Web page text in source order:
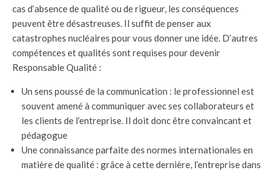
cas d’absence de qualité ou de rigueur, les conséquences
peuvent être désastreuses. Il suffit de penser aux
catastrophes nucléaires pour vous donner une idée. D’autres
compétences et qualités sont requises pour devenir
Responsable Qualité :
Un sens poussé de la communication : le professionnel est
souvent amené à communiquer avec ses collaborateurs et
les clients de l’entreprise. Il doit donc être convaincant et
pédagogue
Une connaissance parfaite des normes internationales en
matière de qualité : grâce à cette dernière, l’entreprise dans